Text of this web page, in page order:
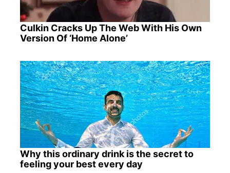
Culkin Cracks Up The Web With His Own
Version Of ‘Home Alone’
Why this ordinary drink is the secret to
feeling your best every day